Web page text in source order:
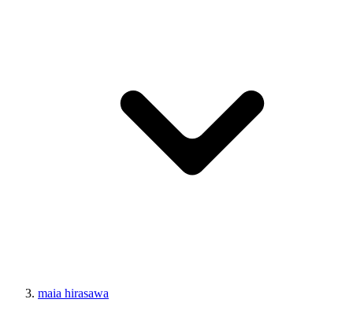
maia hirasawa